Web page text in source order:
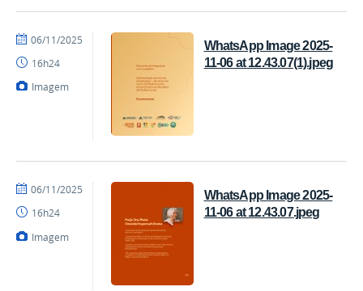
WhatsApp Image 2025-
11-06 at 12.43.07(1).jpeg
por
publicado
06/11/2025
16h24
Imagem
WhatsApp Image 2025-
11-06 at 12.43.07.jpeg
por
publicado
06/11/2025
16h24
Imagem